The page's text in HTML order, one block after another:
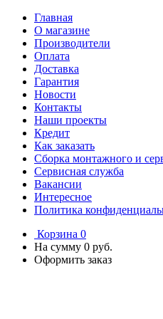
Главная
О магазине
Производители
Оплата
Доставка
Гарантия
Новости
Контакты
Наши проекты
Кредит
Как заказать
Сборка монтажного и
Сервисная служба
Вакансии
Интересное
Политика
Корзина 0
На сумму 0 руб.
Оформить заказ